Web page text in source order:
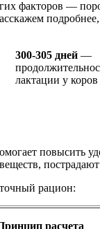
факторов ―
300-305 дней―
лактации у коров
повысить
рацион:
расчета